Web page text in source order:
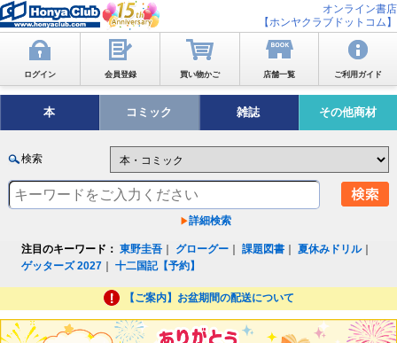
オンライン書店
【ホンヤクラブドットコム】
ログイン 会員登録 買い物かご 店舗一覧 ご利用ガイド
本 コミック 雑誌 その他商材
検索
詳細検索
注目のキーワード： 東野圭吾 グローグー ｜課題図書 ｜夏休みドリル｜
ゲッターズ 2027 ｜十二国記【予約】
【ご案内】お盆期間の配送について